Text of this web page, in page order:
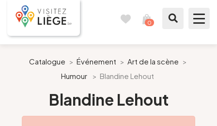
0
Comme un Liégeois
Préparer mon séjour
Catalogue > Événement > Art de la scène >
Humour
> Blandine Lehout
Blandine Lehout